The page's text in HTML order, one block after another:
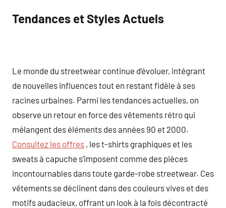
Tendances et Styles Actuels
Le monde du streetwear continue d’évoluer, intégrant
de nouvelles influences tout en restant fidèle à ses
racines urbaines. Parmi les tendances actuelles, on
observe un retour en force des vêtements rétro qui
mélangent des éléments des années 90 et 2000.
Consultez les offres , les t-shirts graphiques et les
sweats à capuche s’imposent comme des pièces
incontournables dans toute garde-robe streetwear. Ces
vêtements se déclinent dans des couleurs vives et des
motifs audacieux, offrant un look à la fois décontracté